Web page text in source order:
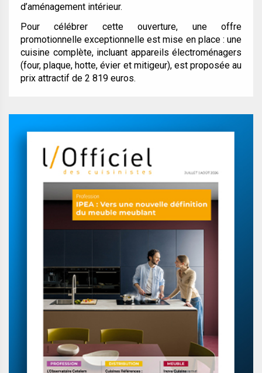
d’aménagement intérieur.
Pour célébrer cette ouverture, une offre
promotionnelle exceptionnelle est mise en place : une
cuisine complète, incluant appareils électroménagers
(four, plaque, hotte, évier et mitigeur), est proposée au
prix attractif de 2 819 euros.